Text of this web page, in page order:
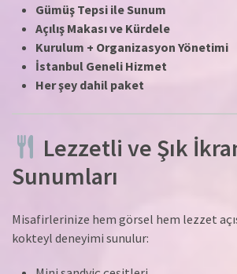
Gümüş Tepsi ile Sunum
Açılış Makası ve Kürdele
Kurulum + Organizasyon Yönetimi
İstanbul Geneli Hizmet
Her şey dahil paket
Lezzetli ve Şık
Sunumları
Misafirlerinize hem görsel hem lezzet
kokteyl deneyimi sunulur: